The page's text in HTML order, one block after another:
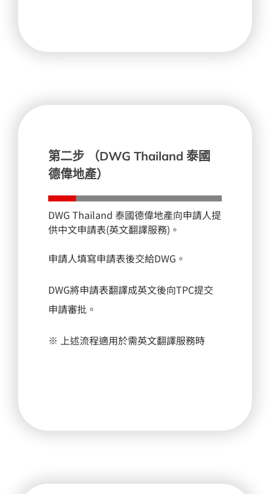
第二步 （DWG Thailand 泰國
德偉地產）
DWG Thailand 泰國德偉地產向申請人提
供中文申請表(英文翻譯服務)。
申請人填寫申請表後交給DWG。
DWG將申請表翻譯成英文後向TPC提交
申請審批。
※ 上述流程適用於需英文翻譯服務時